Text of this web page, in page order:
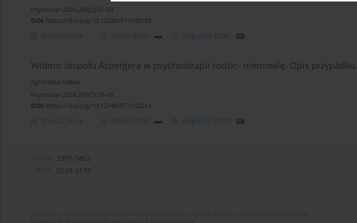
Psychoter 2024;209(2):45-53
DOI: https://doi.org/10.12740/PT/192158
Streszczenie Polski (PDF) Angielski (PDF)
Widmo zespołu Aspergera w psychoterapii rodzic- niemowlę. Opis przypadku.
Agnieszka Kałwa
Psychoter 2024;209(2):55-66
DOI: https://doi.org/10.12740/PT/192214
Streszczenie Polski (PDF) Angielski (PDF)
2391-5862
0239-4170